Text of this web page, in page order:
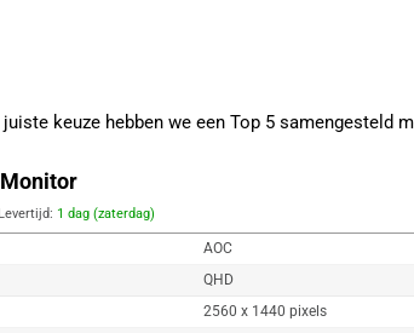
keuze hebben we een Top 5 samengesteld
Monitor
1 dag (zaterdag)
AOC
QHD
2560 x 1440 pixels